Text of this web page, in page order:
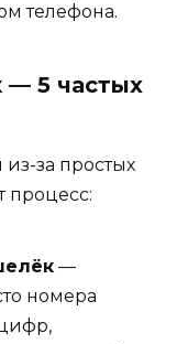
телефона.
— 5 частых
за простых
процесс:
—
номера